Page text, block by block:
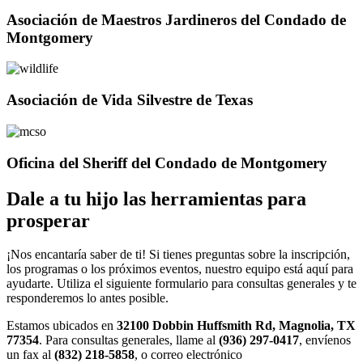
Asociación de Maestros Jardineros del Condado de
Montgomery
Asociación de Vida Silvestre de Texas
Oficina del Sheriff del Condado de Montgomery
Dale a tu hijo las herramientas para
prosperar
¡Nos encantaría saber de ti! Si tienes preguntas sobre la inscripción,
los programas o los próximos eventos, nuestro equipo está aquí para
ayudarte. Utiliza el siguiente formulario para consultas generales y te
responderemos lo antes posible.
Estamos ubicados en 32100 Dobbin Huffsmith Rd, Magnolia, TX
77354. Para consultas generales, llame al (936) 297-0417, envíenos
un fax al (832) 218-5858, o correo electrónico